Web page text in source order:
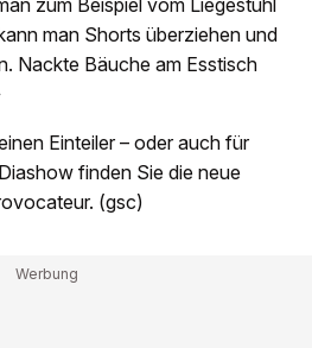
zum Beispiel vom Liegestuhl
man Shorts überziehen und
Nackte Bäuche am Esstisch
Einteiler – oder auch für
finden Sie die neue
(gsc)